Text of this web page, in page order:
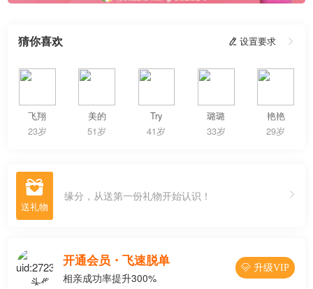
猜你喜欢  设置要求 
飞翔
23岁
美的
51岁
Try
41岁
璐璐
33岁
艳艳
29岁
 缘分，从送第一份礼物开始认识！
开通会员・飞速脱单
相亲成功率提升300%
 升级VIP